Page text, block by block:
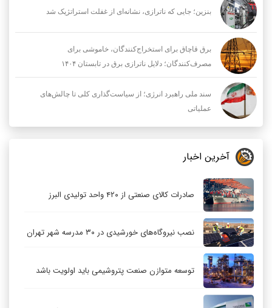
بنزین؛ جایی که ناترازی، نشانه‌ای از غفلت استراتژیک شد
برق قاچاق برای استخراج‌کنندگان، خاموشی برای
مصرف‌کنندگان؛ دلایل ناترازی برق در تابستان ۱۴۰۴
سند ملی راهبرد انرژی؛ از سیاست‌گذاری کلی تا چالش‌های
عملیاتی
آخرین اخبار
صادرات کالای صنعتی از ۴۲۰ واحد تولیدی البرز
نصب نیروگاه‌های خورشیدی در ۳۰ مدرسه شهر تهران
توسعه متوازن صنعت پتروشیمی باید اولویت باشد